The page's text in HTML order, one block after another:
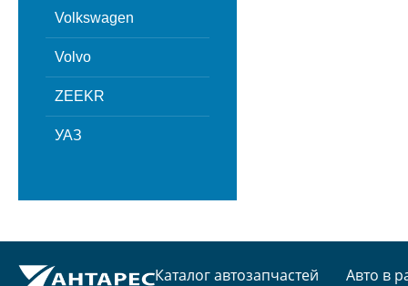
Volkswagen
Volvo
ZEEKR
УАЗ
Каталог автозапчастей
Авто в